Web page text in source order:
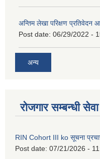
अन्तिम लेखा परिक्षण
Post date: 06/29/2022 -
अन्य
रोजगार सम्बन्धी सेवा
RIN Cohort III ko सूचना
Post date: 07/21/2026 -